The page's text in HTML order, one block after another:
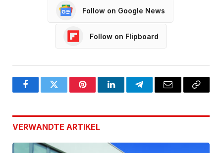
Follow on Google News
Follow on Flipboard
FacebookTwitter PinterestLinkedInTelegramEmail
Copy
VERWANDTE ARTIKEL